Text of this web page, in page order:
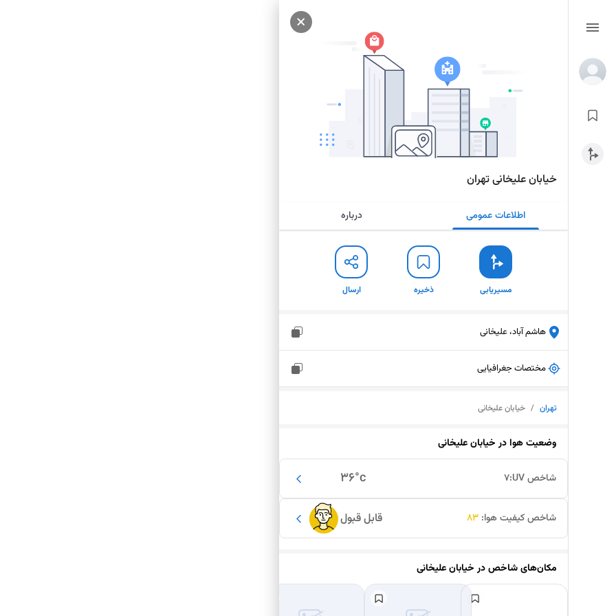
خیابان علیخانی تهران
اطلاعات عمومی درباره
مسیریابی ذخیره ارسال
هاشم آباد، علیخانی
مختصات جغرافیایی
تهران / خیابان علیخانی
وضعیت هوا درخیابان علیخانی
36°c شاخص UV: 7
قابل قبول شاخص کیفیت هوا: 83
مکان‌های شاخص درخیابان علیخانی